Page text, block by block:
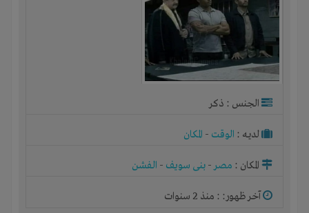
الجنس : ذكر
لديـه : الوقت - المكان
المكان : مصر- بنى سويف - الفشن
آخر ظهور: : منذ 2 سنوات